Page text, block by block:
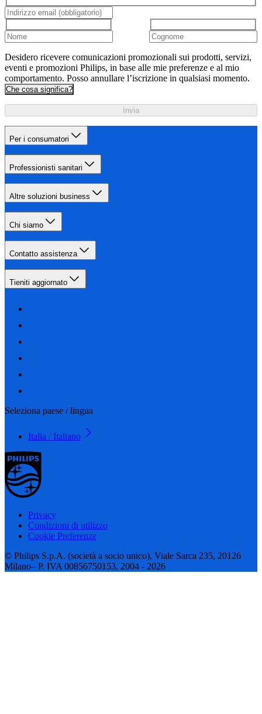
Desidero ricevere comunicazioni promozionali sui prodotti, servizi,
eventi e promozioni Philips, in base alle mie preferenze e al mio
comportamento. Posso annullare l’iscrizione in qualsiasi momento.
Che cosa significa?
Invia
Per i consumatori
Professionisti sanitari
Altre soluzioni business
Chi siamo
Contatto assistenza
Tieniti aggiornato
Seleziona paese / lingua
Italia / Italiano
Privacy
Condizioni di utilizzo
Cookie Preferenze
© Philips S.p.A. (società a socio unico), Viale Sarca 235, 20126
Milano– P. IVA 00856750153, 2004 - 2026